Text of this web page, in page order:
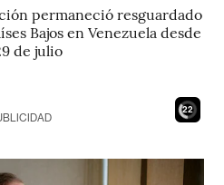
permaneció resguardado
Bajos en Venezuela desde
de julio
21